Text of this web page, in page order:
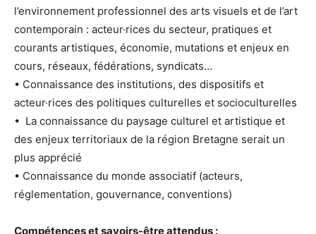
l’environnement professionnel des arts visuels et de l’art
contemporain : acteur·rices du secteur, pratiques et
courants artistiques, économie, mutations et enjeux en
cours, réseaux, fédérations, syndicats…
• Connaissance des institutions, des dispositifs et
acteur·rices des politiques culturelles et socioculturelles
• La connaissance du paysage culturel et artistique et
des enjeux territoriaux de la région Bretagne serait un
plus apprécié
• Connaissance du monde associatif (acteurs,
réglementation, gouvernance, conventions)
Compétences et savoirs-être attendus :